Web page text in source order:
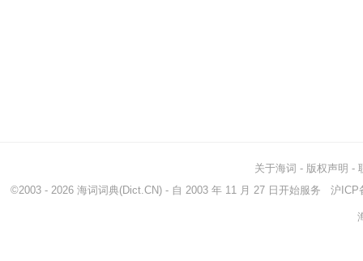
关于海词 - 版权声明 -
©2003 - 2026 海词词典(Dict.CN) - 自 2003 年 11 月 27 日开始服务 沪ICP